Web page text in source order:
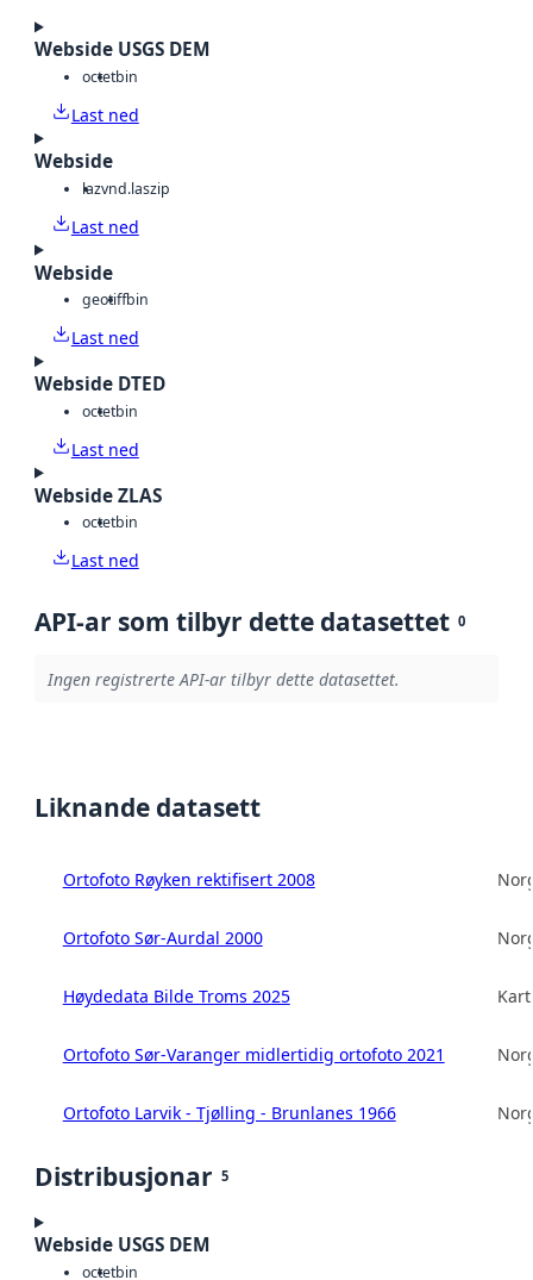
Webside USGS DEM
octetbin
Last ned
Webside
lazvnd.laszip
Last ned
Webside
geotiffbin
Last ned
Webside DTED
octetbin
Last ned
Webside ZLAS
octetbin
Last ned
API-ar som tilbyr dette datasettet 0
Ingen registrerte API-ar tilbyr dette datasettet.
Liknande datasett
Ortofoto Røyken rektifisert 2008
Ortofoto Sør-Aurdal 2000
Høydedata Bilde Troms 2025
Ortofoto Sør-Varanger midlertidig ortofoto 2021
Ortofoto Larvik - Tjølling - Brunlanes 1966
Distribusjonar 5
Webside USGS DEM
octetbin